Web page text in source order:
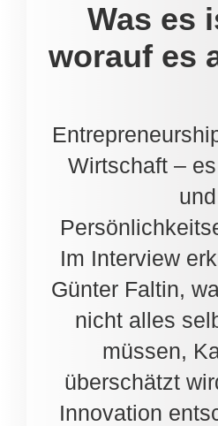
Was es
worauf es
Wirtschaft –
und
Im Interview
Günter Faltin,
nicht alles
müssen,
überschätzt
Innovation